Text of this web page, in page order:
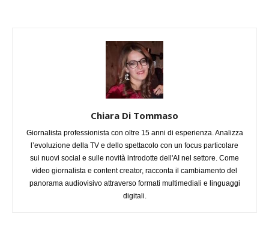
Chiara Di Tommaso
Giornalista professionista con oltre 15 anni di esperienza. Analizza
l’evoluzione della TV e dello spettacolo con un focus particolare
sui nuovi social e sulle novità introdotte dell'AI nel settore. Come
video giornalista e content creator, racconta il cambiamento del
panorama audiovisivo attraverso formati multimediali e linguaggi
digitali.